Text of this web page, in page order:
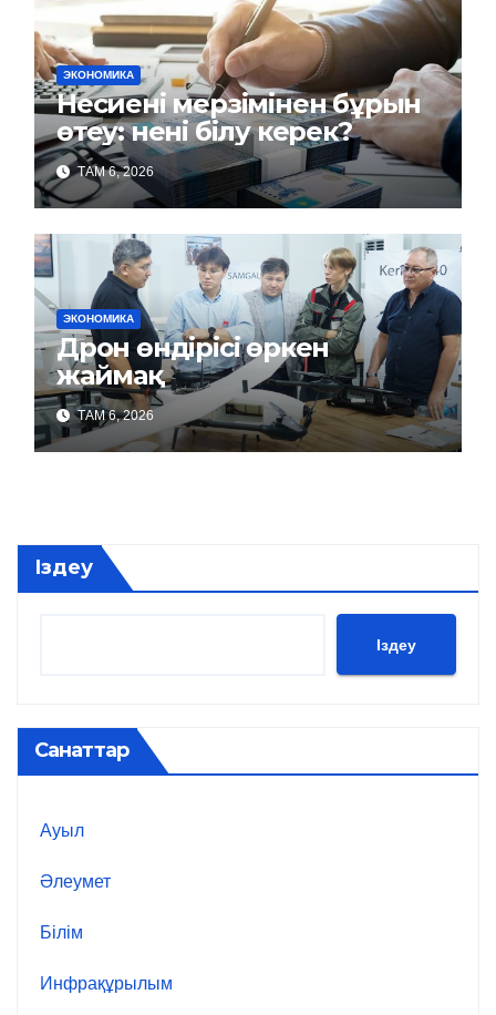
ЭКОНОМИКА
Несиені мерзімінен бұрын
өтеу: нені білу керек?
ТАМ 6, 2026
ЭКОНОМИКА
Дрон өндірісі өркен
жаймақ
ТАМ 6, 2026
Іздеу
Іздеу
Санаттар
Ауыл
Әлеумет
Білім
Инфрақұрылым